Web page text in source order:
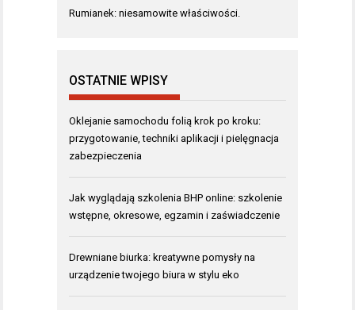
Rumianek: niesamowite właściwości.
OSTATNIE WPISY
Oklejanie samochodu folią krok po kroku:
przygotowanie, techniki aplikacji i pielęgnacja
zabezpieczenia
Jak wyglądają szkolenia BHP online: szkolenie
wstępne, okresowe, egzamin i zaświadczenie
Drewniane biurka: kreatywne pomysły na
urządzenie twojego biura w stylu eko